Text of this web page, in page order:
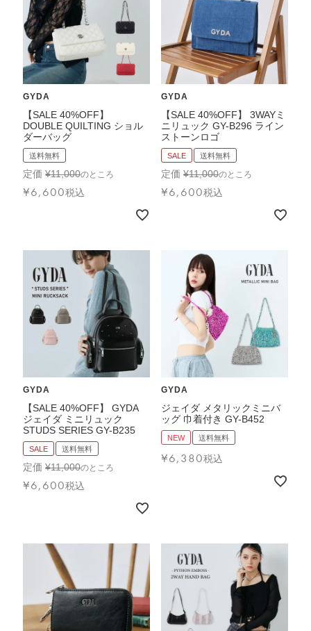
GYDA
【SALE 40%OFF】
DOUBLE QUILTING ショル
ダーバッグ
送料無料
定価 ¥11,000のところ
¥6,600税込
GYDA
【SALE 40%OFF】 3WAYミ
ニリュック GY-B296 ライン
ストーンロゴ
SALE 送料無料
定価 ¥11,000のところ
¥6,600税込
GYDA
【SALE 40%OFF】 GYDA
ジェイダ ミニリュック
STUDS SERIES GY-B235
SALE 送料無料
定価 ¥11,000のところ
¥6,600税込
GYDA
ジェイダ メタリックミニバ
ッグ 巾着付き GY-B452
NEW 送料無料
¥6,380税込